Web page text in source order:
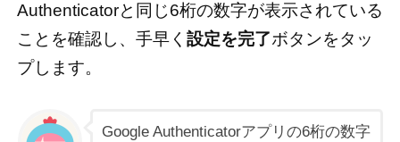
Authenticatorと同じ6桁の数字が表示されている
ことを確認し、手早く 設定を完了ボタンをタッ
プします。
Google Authenticatorアプリの6桁の数字